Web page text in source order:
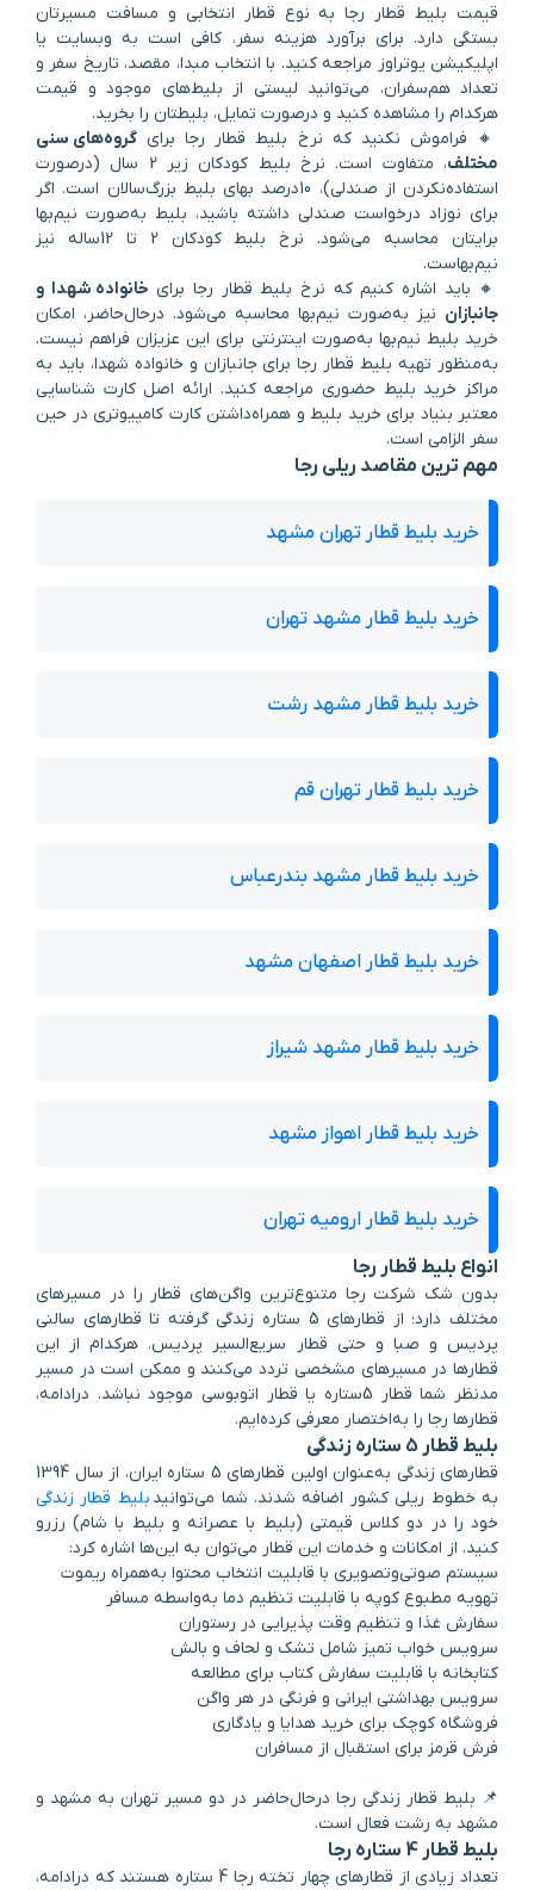
قیمت بلیط قطار رجا به نوع قطار انتخابی و مسافت مسیرتان
بستگی دارد. برای برآورد هزینه سفر، کافی‌ است به وبسایت یا
اپلیکیشن یوتراوز مراجعه کنید. با انتخاب مبدا، مقصد، تاریخ سفر و
تعداد هم‌سفران، می‌توانید لیستی از بلیط‌های موجود و قیمت
هر‌کدام را مشاهده کنید و در‌صورت تمایل، بلیطتان را بخرید.
🔸 فراموش نکنید که نرخ بلیط قطار رجا برای گروه‌های سنی
مختلف
، متفاوت است. نرخ بلیط کودکان زیر 2 سال (درصورت
استفاده‌نکردن از صندلی)، 10درصد بهای بلیط بزرگ‌سالان است. اگر
برای نوزاد درخواست صندلی داشته باشید، بلیط به‌صورت نیم‌بها
برایتان محاسبه می‌شود. نرخ بلیط کودکان 2 تا 12ساله نیز
نیم‌بهاست.
🔸 باید اشاره کنیم که نرخ بلیط قطار رجا برای خانواده شهدا و
جانبازان نیز به‌صورت نیم‌بها محاسبه می‌شود. در‌حال‌حاضر، امکان
خرید بلیط نیم‌بها به‌صورت اینترنتی برای این عزیزان فراهم نیست.
به‌منظور تهیه بلیط قطار رجا برای جانبازان و خانواده شهدا، باید به
مراکز خرید بلیط حضوری مراجعه کنید. ارائه اصل کارت شناسایی
معتبر بنیاد برای خرید بلیط و همراه‌داشتن کارت کامپیوتری در حین
سفر الزامی‌ است.
مهم ترین مقاصد ریلی رجا
خرید بلیط قطار تهران مشهد
خرید بلیط قطار مشهد تهران
خرید بلیط قطار مشهد رشت
خرید بلیط قطار تهران قم
خرید بلیط قطار مشهد بندرعباس
خرید بلیط قطار اصفهان مشهد
خرید بلیط قطار مشهد شیراز
خرید بلیط قطار اهواز مشهد
خرید بلیط قطار ارومیه تهران
انواع بلیط قطار رجا
بدون شک شرکت رجا متنوع‌ترین واگن‌های قطار را در مسیرهای
مختلف دارد؛ از قطارهای 5 ستاره زندگی گرفته تا قطارهای سالنی
پردیس و صبا و حتی قطار سریع‌السیر پردیس. هرکدام از این
قطارها در مسیرهای مشخصی تردد می‌کنند و ممکن است در مسیر
مدنظر شما قطار 5ستاره یا قطار اتوبوسی موجود نباشد. در‌ادامه،
قطارها رجا را به‌اختصار معرفی کرده‌ایم.
بلیط قطار 5 ستاره زندگی
قطارهای زندگی به‌عنوان اولین قطارهای 5 ستاره ایران، از سال 1394
به خطوط ریلی کشور اضافه شدند. شما می‌توانید بلیط قطار زندگی
خود را در دو کلاس قیمتی (بلیط با عصرانه و بلیط با شام) رزرو
کنید. از امکانات و خدمات این قطار می‌توان به این‌ها اشاره کرد:
سیستم صوتی‌وتصویری با قابلیت انتخاب محتوا به‌همراه ریموت
تهویه مطبوع کوپه با قابلیت تنظیم دما به‌واسطه مسافر
سفارش غذا و تنظیم وقت پذیرایی در رستوران
سرویس خواب تمیز شامل تشک و لحاف و بالش
کتابخانه با قابلیت سفارش کتاب برای مطالعه
سرویس بهداشتی ایرانی و فرنگی در هر واگن
فروشگاه کوچک برای خرید هدایا و یادگاری
فرش قرمز برای استقبال از مسافران
📌 بلیط قطار زندگی رجا در‌حال‌حاضر در دو مسیر تهران به مشهد و
مشهد به رشت فعال است.
بلیط قطار 4 ستاره رجا
تعداد زیادی از قطارهای چهار تخته رجا 4 ستاره هستند که در‌ادامه،